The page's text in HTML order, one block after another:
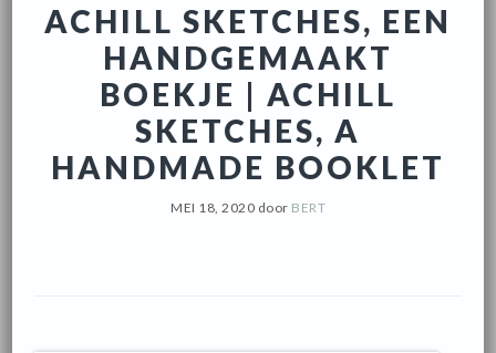
ACHILL SKETCHES, EEN
HANDGEMAAKT
BOEKJE | ACHILL
SKETCHES, A
HANDMADE BOOKLET
MEI 18, 2020 door BERT